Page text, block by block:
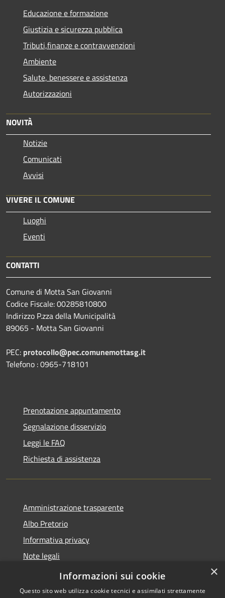
Educazione e formazione
Giustizia e sicurezza pubblica
Tributi,finanze e contravvenzioni
Ambiente
Salute, benessere e assistenza
Autorizzazioni
NOVITÀ
Notizie
Comunicati
Avvisi
VIVERE IL COMUNE
Luoghi
Eventi
CONTATTI
Comune di Motta San Giovanni
Codice Fiscale: 00285810800
Indirizzo P.zza della Municipalità
89065 - Motta San Giovanni
PEC: protocollo@pec.comunemottasg.it
Telefono : 0965-718101
Prenotazione appuntamento
Segnalazione disservizio
Leggi le FAQ
Richiesta di assistenza
Amministrazione trasparente
Albo Pretorio
Informativa privacy
Note legali
Dichiarazione di accessibilità
×
Informazioni sui cookie
Questo sito web utilizza cookie tecnici e assimilati strettamente